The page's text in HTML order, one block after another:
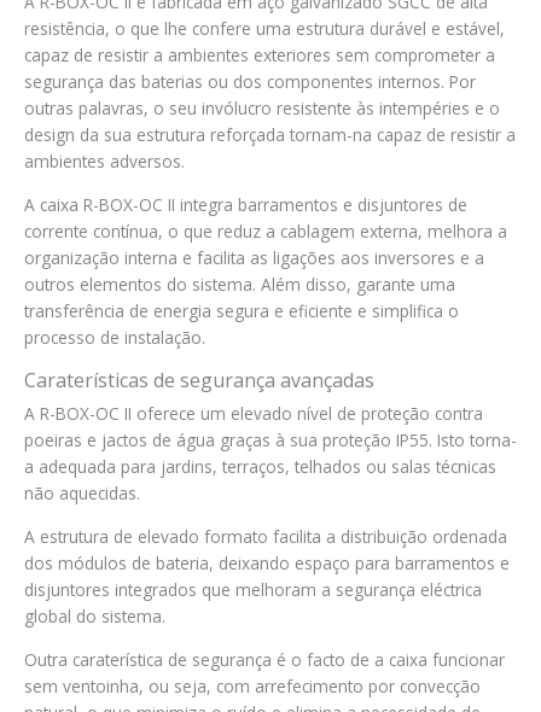
resistência, o que lhe confere uma estrutura durável e estável,
capaz de resistir a ambientes exteriores sem comprometer a
segurança das baterias ou dos componentes internos. Por
outras palavras, o seu invólucro resistente às intempéries e o
design da sua estrutura reforçada tornam-na capaz de resistir a
ambientes adversos.
A caixa R-BOX-OC II integra barramentos e disjuntores de
corrente contínua, o que reduz a cablagem externa, melhora a
organização interna e facilita as ligações aos inversores e a
outros elementos do sistema. Além disso, garante uma
transferência de energia segura e eficiente e simplifica o
processo de instalação.
Caraterísticas de segurança avançadas
A R-BOX-OC II oferece um elevado nível de proteção contra
poeiras e jactos de água graças à sua proteção IP55. Isto torna-
a adequada para jardins, terraços, telhados ou salas técnicas
não aquecidas.
A estrutura de elevado formato facilita a distribuição ordenada
dos módulos de bateria, deixando espaço para barramentos e
disjuntores integrados que melhoram a segurança eléctrica
global do sistema.
Outra caraterística de segurança é o facto de a caixa funcionar
sem ventoinha, ou seja, com arrefecimento por convecção